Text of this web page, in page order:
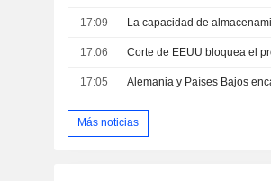
17:09
17:06
17:05 Alemania y Países Bajos
Más noticias